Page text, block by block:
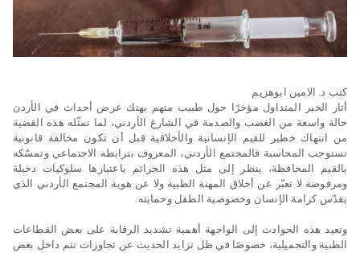
كتب د. الامين ابوهزيم
أثار الخبر المتداول مؤخرًا حول طبيب متهم بهتك عرض أحداث في الأردن
حالة واسعة من الغضب والصدمة في الشارع الأردني، لما تمثّله هذه القضية
من انتهاك خطير للقيم الإنسانية والأخلاقية قبل أن تكون مخالفة قانونية
تستوجب المحاسبة فالمجتمع الأردني، المعروف بترابطه الاجتماعي وتمسّكه
بالقيم المحافظة، ينظر إلى مثل هذه الجرائم باعتبارها سلوكيات دخيلة
ومرفوضة لا تعبّر عن أخلاق المهنة الطبية ولا عن هوية المجتمع الأردني الذي
يقدّس كرامة الإنسان وخصوصية الطفل وحمايته.
وتعيد هذه الحوادث إلى الواجهة أهمية تشديد الرقابة على بعض القطاعات
الطبية والتجميلية، خصوصًا في ظل تزايد الحديث عن تجاوزات تتم داخل بعض